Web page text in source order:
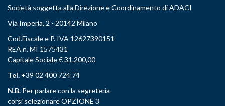
Società soggetta alla Direzione e Coordinamento di ADACI
Via Imperia, 2 - 20142 Milano
Cod.Fiscale e P. IVA 12627390151
REA n. MI 1575431
Capitale Sociale € 31.200,00
Tel. +39 02 400 724 74
N.B. Per parlare con la segreteria
corsi selezionare OPZIONE 3